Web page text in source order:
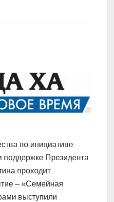
по инициативе
Президента
проходит
– «Семейная
выступили